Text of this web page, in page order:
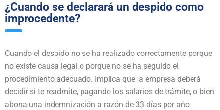
¿Cuando se declarará un despido como
improcedente?
Cuando el despido no se ha realizado correctamente porque
no existe causa legal o porque no se ha seguido el
procedimiento adecuado. Implica que la empresa deberá
decidir si te readmite, pagando los salarios de trámite, o bien
abona una indemnización a razón de 33 días por año